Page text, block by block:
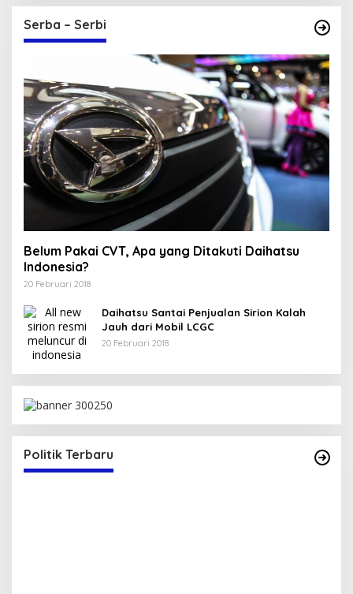
Serba – Serbi
Belum Pakai CVT, Apa yang Ditakuti Daihatsu
Indonesia?
20 Februari 2018
Daihatsu Santai Penjualan Sirion Kalah
Jauh dari Mobil LCGC
20 Februari 2018
Politik Terbaru
NTB
Di Berita, Politik |